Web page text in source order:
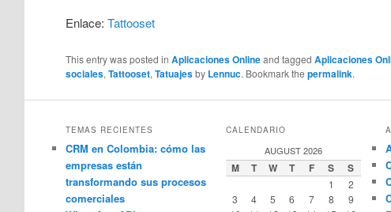
Enlace:Tattooset
This entry was posted inAplicaciones Onlineand taggedAplicaciones
sociales,Tattooset,Tatuajesby Lennuc. Bookmark thepermalink.
TEMAS RECIENTES
CRM en Colombia: cómo las
empresas están
transformando sus procesos
comerciales
CALENDARIO
AUGUST 2026
M T W T F S S
1
2
3
4 5 6 7 8
9